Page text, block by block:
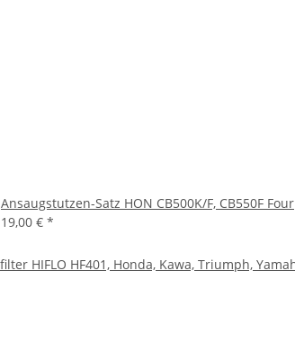
Ansaugstutzen-Satz HON CB500K/F, CB550F Four
19,00 € *